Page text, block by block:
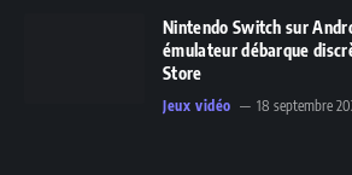
Nintendo Switch sur
émulateur débarque
Store
Jeux vidéo 18 septembre